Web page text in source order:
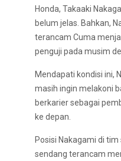
Honda, Takaaki
belum jelas. Bahkan,
terancam Cuma
penguji pada musim
Mendapati kondisi ini,
masih ingin melakoni
berkarier sebagai
ke depan.
Posisi Nakagami di
sendang terancam